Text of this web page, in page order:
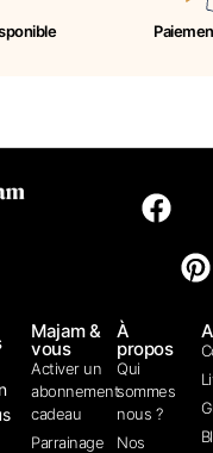
À
propos
Qui
sommes
nous ?
Nos
Majam &
vous
Activer un
abonnement
cadeau
Parrainage